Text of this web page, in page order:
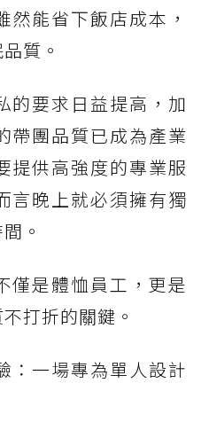
然能省下飯店成本，
質。
的要求日益提高，加
帶團品質已成為產業
提供高強度的專業服
言晚上就必須擁有獨
。
僅是體恤員工，更是
打折的關鍵。
：一場專為單人設計